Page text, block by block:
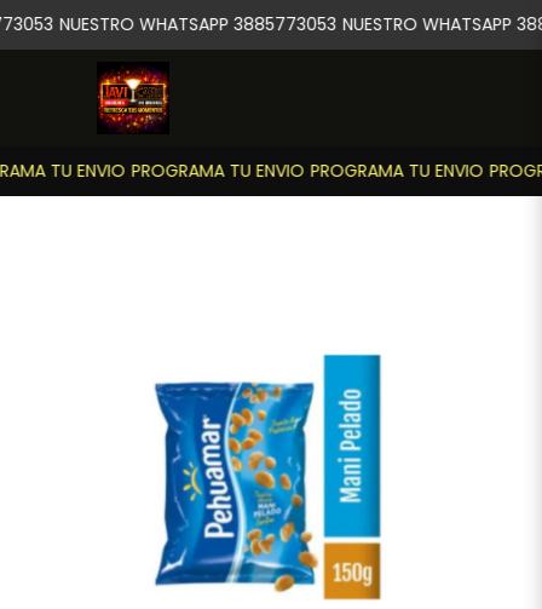
TU ENVIO PROGRAMA TU ENVIO PROGRAMA TU ENVIO
NUESTRO WHATSAPP 3885773053 NUESTRO WHATSAPP